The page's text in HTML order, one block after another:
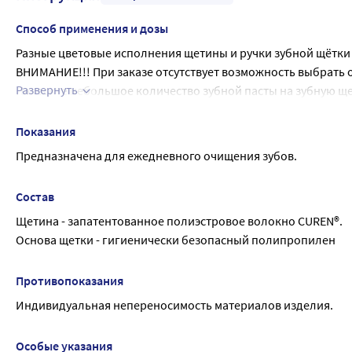
Способ применения и дозы
Разные цветовые исполнения щетины и ручки зубной щётки
ВНИМАНИЕ!!! При заказе отсутствует возможность выбрать
Нанесите небольшое количество зубной пасты на зубную
Круговыми движениями очищайте зубной ряд, вдоль линии
Рекомендуется чистить зубы в течении 2-3 минут.
Полость рта ополоснуть небольшим количеством воды,
Развернуть
Показания
Предназначена для ежедневного очищения зубов.
Состав
Щетина - запатентованное полиэстровое волокно CUREN®.
Основа щетки - гигиенически безопасный полипропилен
Противопоказания
Индивидуальная непереносимость материалов изделия.
Особые указания